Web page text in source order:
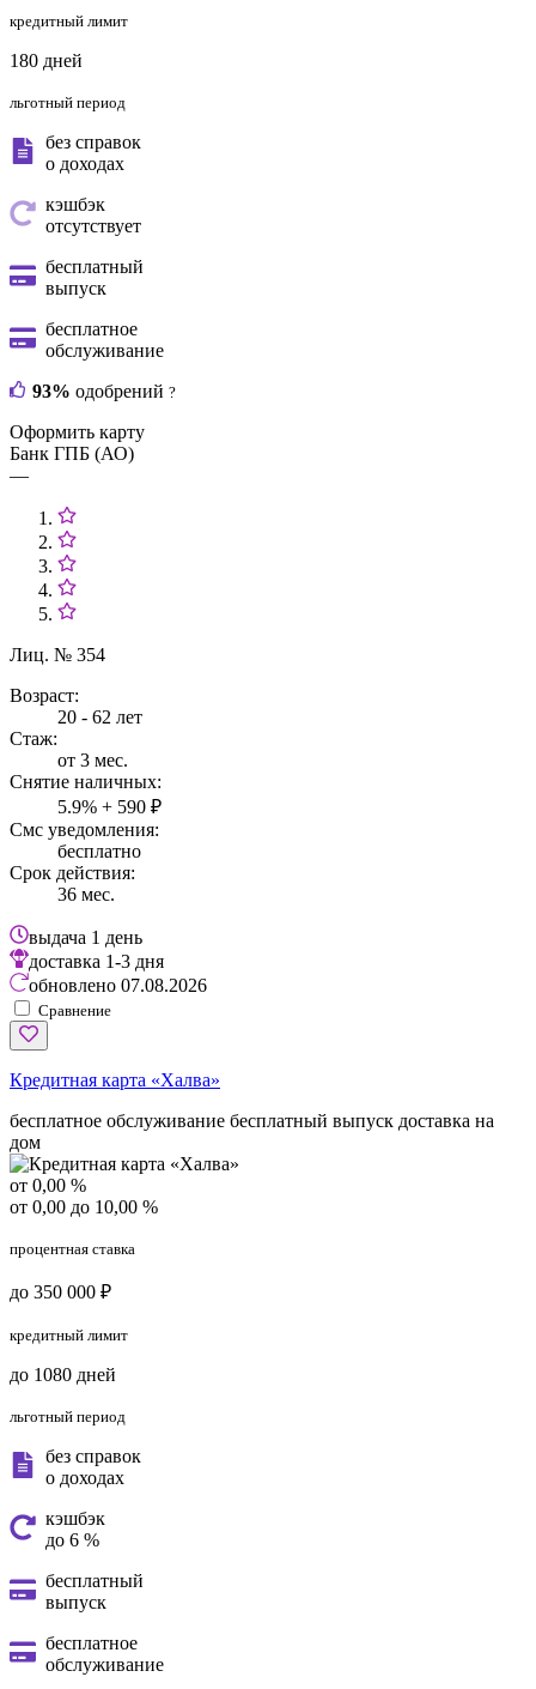
кредитный лимит
180 дней
льготный период
без справок
о доходах
кэшбэк
отсутствует
бесплатный
выпуск
бесплатное
обслуживание
93% одобрений ?
Оформить карту
Банк ГПБ (АО)
—
Лиц. № 354
Возраст:
20 - 62 лет
Стаж:
от 3 мес.
Снятие наличных:
5.9% + 590 ₽
Смс уведомления:
бесплатно
Срок действия:
36 мес.
выдача 1 день
доставка 1-3 дня
обновлено 07.08.2026
Сравнение
Кредитная карта «Халва»
бесплатное обслуживание бесплатный выпуск доставка на
дом
от 0,00 %
от 0,00 до 10,00 %
процентная ставка
до 350 000 ₽
кредитный лимит
до 1080 дней
льготный период
без справок
о доходах
кэшбэк
до 6 %
бесплатный
выпуск
бесплатное
обслуживание